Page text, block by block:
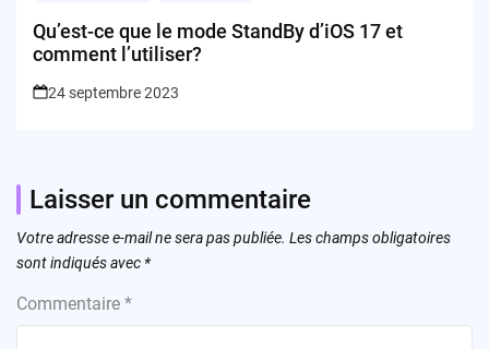
Qu’est-ce que le mode StandBy d’iOS 17 et
comment l’utiliser?
24 septembre 2023
Laisser un commentaire
Votre adresse e-mail ne sera pas publiée. Les champs obligatoires
sont indiqués avec *
Commentaire *